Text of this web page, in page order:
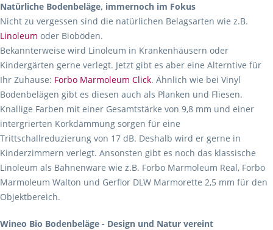
Natürliche Bodenbeläge, immernoch im Fokus
Nicht zu vergessen sind die natürlichen Belagsarten wie z.B.
Linoleum oder Bioböden.
Bekannterweise wird Linoleum in Krankenhäusern oder
Kindergärten gerne verlegt. Jetzt gibt es aber eine Alterntive für
Ihr Zuhause: Forbo Marmoleum Click. Ähnlich wie bei Vinyl
Bodenbelägen gibt es diesen auch als Planken und Fliesen.
Knallige Farben mit einer Gesamtstärke von 9,8 mm und einer
intergrierten Korkdämmung sorgen für eine
Trittschallreduzierung von 17 dB. Deshalb wird er gerne in
Kinderzimmern verlegt. Ansonsten gibt es noch das klassische
Linoleum als Bahnenware wie z.B. Forbo Marmoleum Real, Forbo
Marmoleum Walton und Gerflor DLW Marmorette 2,5 mm für den
Objektbereich.
Wineo Bio Bodenbeläge - Design und Natur vereint